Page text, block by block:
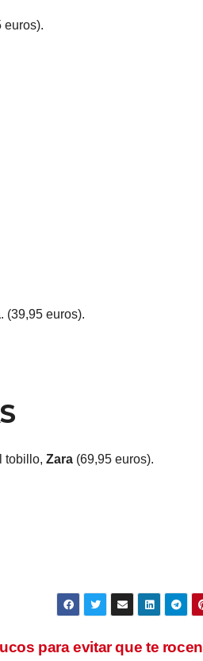
euros).
. (39,95 euros).
tobillo, Zara (69,95 euros).
para evitar que te rocen